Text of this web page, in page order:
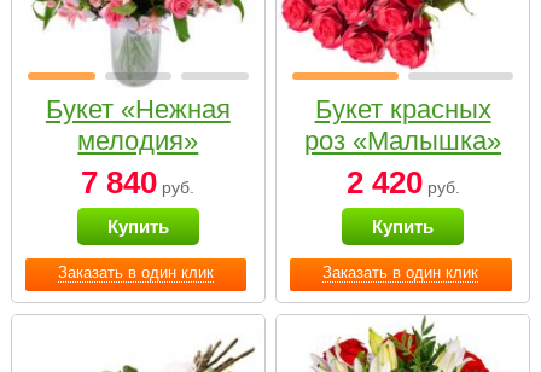
Заказать в один клик
Букет «Нежная
мелодия»
7 840 руб.
Купить
Заказать в один клик
Букет красных
роз «Малышка»
2 420руб.
Купить